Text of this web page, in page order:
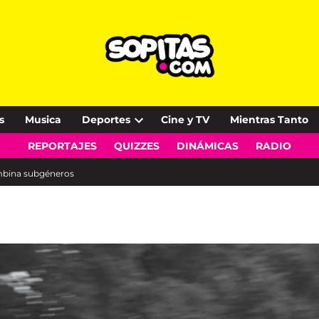
Musica Deportes
Open
dropdown
Cine y TV Mientras Tanto
REPORTAJES QUIZZES DINÁMICAS RADIO
subgéneros